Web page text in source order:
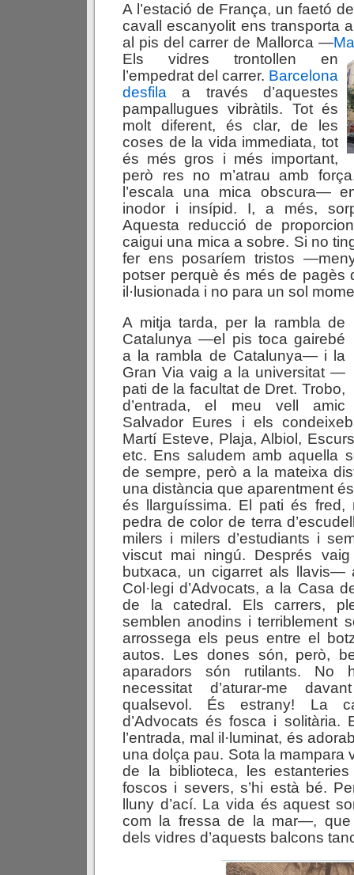
A l’estació de França, un faetó
cavall escanyolit ens transporta
al pis del carrer de Mallorca —
Els vidres trontollen en
l’empedrat del carrer. Barcelona
desfila a través d’aquestes
pampallugues vibràtils. Tot és
molt diferent, és clar, de les
coses de la vida immediata, tot
és més gros i més important,
però res no m’atrau amb
l’escala una mica obscura—
inodor i insípid. I, a més,
Aquesta reducció de
caigui una mica a sobre. Si no
fer ens posaríem tristos
potser perquè és més de pagès
il·lusionada i no para un sol
A mitja tarda, per la rambla de
Catalunya —el pis toca gairebé
a la rambla de Catalunya— i la
Gran Via vaig a la universitat —
pati de la facultat de Dret. Trobo,
d’entrada, el meu vell amic
Salvador Eures i els
Martí Esteve, Plaja, Albiol,
etc. Ens saludem amb aquella
de sempre, però a la mateixa
una distància que aparentment
és llarguíssima. El pati és fred,
pedra de color de terra
milers i milers d’estudiants i
viscut mai ningú. Després
butxaca, un cigarret als llavis—
Col·legi d’Advocats, a la Casa
de la catedral. Els carrers,
semblen anodins i terriblement
arrossega els peus entre el
autos. Les dones són, però,
aparadors són rutilants. No
necessitat d’aturar-me
qualsevol. És estrany! La
d’Advocats és fosca i solitària.
l’entrada, mal il·luminat, és
una dolça pau. Sota la mampara
de la biblioteca, les
foscos i severs, s’hi està bé.
lluny d’ací. La vida és aquest
com la fressa de la mar—, que
dels vidres d’aquests balcons